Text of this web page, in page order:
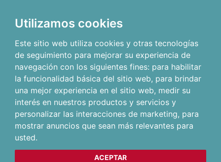
Utilizamos cookies
Este sitio web utiliza cookies y otras tecnologías
de seguimiento para mejorar su experiencia de
navegación con los siguientes fines: para habilitar
la funcionalidad básica del sitio web, para brindar
una mejor experiencia en el sitio web, medir su
interés en nuestros productos y servicios y
personalizar las interacciones de marketing, para
mostrar anuncios que sean más relevantes para
usted.
ACEPTAR